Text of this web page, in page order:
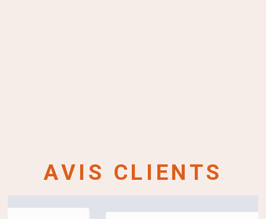
AVIS CLIENTS